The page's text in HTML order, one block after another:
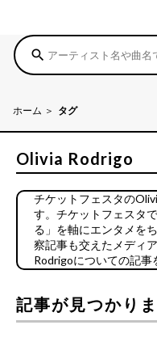
search
ホーム タグ
Olivia Rodrigo
チケットフェスタの
す。チケットフェスタ
る」を軸にエンタメを
察記事も交えたメディ
Rodrigoについての記事
記事が見つかり